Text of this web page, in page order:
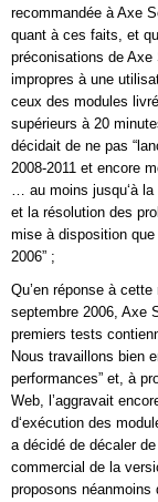
recommandée à Axe
quant à ces faits, et
préconisations de
impropres à une
ceux des modules
supérieurs à 20
décidait de ne pas
2008-2011 et encore
… au moins jusqu‘à
et la résolution des
mise à disposition
2006” ;
Qu’en réponse à
septembre 2006, Axe
premiers tests
Nous travaillons bien
performances” et, à
Web, l’aggravait
d‘exécution des
a décidé de décaler
commercial de la
proposons néanmoins